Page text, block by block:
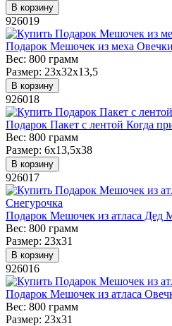
В корзину
926019
Подарок Мешочек из меха Овечки
Вес: 800 грамм
Размер: 23х32х13,5
В корзину
926018
Подарок Пакет с лентой Когда
Вес: 800 грамм
Размер: 6х13,5х38
В корзину
926017
Подарок Мешочек из атласа Дед
Вес: 800 грамм
Размер: 23х31
В корзину
926016
Подарок Мешочек из атласа
Вес: 800 грамм
Размер: 23х31